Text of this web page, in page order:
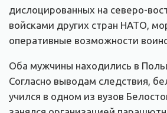
дислоцированных на северо-
войсками других стран НАТО,
оперативные возможности
Оба мужчины находились в
Согласно выводам следствия,
учился в одном из вузов